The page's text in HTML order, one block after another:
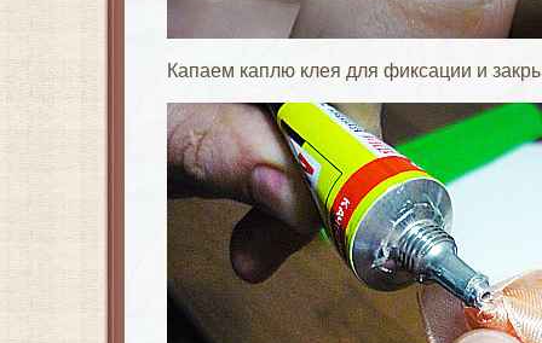
Капаем каплю клея для фиксации и